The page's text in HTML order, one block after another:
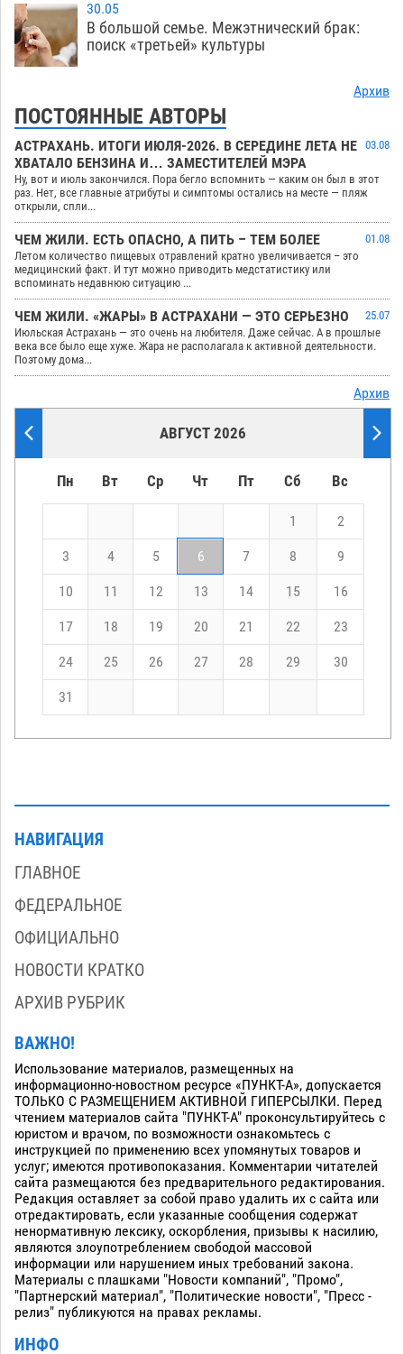
30.05
В большой семье. Межэтнический брак:
поиск «третьей» культуры
Архив
ПОСТОЯННЫЕ АВТОРЫ
АСТРАХАНЬ. ИТОГИ ИЮЛЯ-2026. В СЕРЕДИНЕ ЛЕТА НЕ
ХВАТАЛО БЕНЗИНА И… ЗАМЕСТИТЕЛЕЙ МЭРА
03.08
Ну, вот и июль закончился. Пора бегло вспомнить — каким он был в этот
раз. Нет, все главные атрибуты и симптомы остались на месте — пляж
открыли, спли...
ЧЕМ ЖИЛИ. ЕСТЬ ОПАСНО, А ПИТЬ – ТЕМ БОЛЕЕ
01.08
Летом количество пищевых отравлений кратно увеличивается – это
медицинский факт. И тут можно приводить медстатистику или
вспоминать недавнюю ситуацию ...
ЧЕМ ЖИЛИ. «ЖАРЫ» В АСТРАХАНИ — ЭТО СЕРЬЕЗНО
25.07
Июльская Астрахань — это очень на любителя. Даже сейчас. А в прошлые
века все было еще хуже. Жара не располагала к активной деятельности.
Поэтому дома...
Архив
АВГУСТ 2026
Пн Вт Ср Чт Пт Сб Вс
1 2
3 4 5 6 7 8 9
10 11 12 13 14 15 16
17 18 19 20 21 22 23
24 25 26 27 28 29 30
31
НАВИГАЦИЯ
ГЛАВНОЕ
ФЕДЕРАЛЬНОЕ
ОФИЦИАЛЬНО
НОВОСТИ КРАТКО
АРХИВ РУБРИК
ВАЖНО!
Использование материалов, размещенных на
информационно-новостном ресурсе «ПУНКТ-А», допускается
ТОЛЬКО С РАЗМЕЩЕНИЕМ АКТИВНОЙ ГИПЕРСЫЛКИ. Перед
чтением материалов сайта "ПУНКТ-А" проконсультируйтесь с
юристом и врачом, по возможности ознакомьтесь с
инструкцией по применению всех упомянутых товаров и
услуг; имеются противопоказания. Комментарии читателей
сайта размещаются без предварительного редактирования.
Редакция оставляет за собой право удалить их с сайта или
отредактировать, если указанные сообщения содержат
ненормативную лексику, оскорбления, призывы к насилию,
являются злоупотреблением свободой массовой
информации или нарушением иных требований закона.
Материалы с плашками "Новости компаний", "Промо",
"Партнерский материал", "Политические новости", "Пресс -
релиз" публикуются на правах рекламы.
ИНФО